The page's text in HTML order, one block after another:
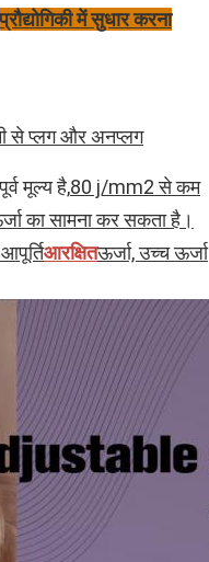
प्रौद्योगिकी में सुधार करना
से प्लग और अनप्लग
मूल्य है,80 j/mm2 से कम
का सामना कर सकता है।
आरक्षितऊर्जा, उच्च ऊर्जा